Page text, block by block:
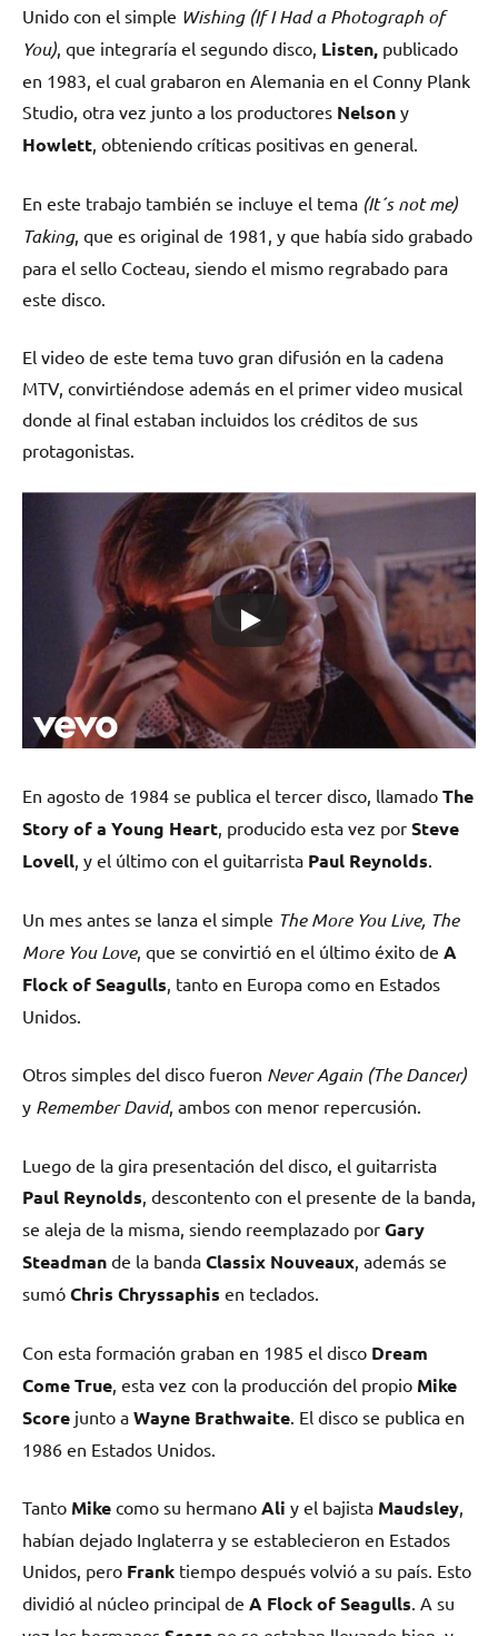
Unido con el simple Wishing (If I Had a Photograph of
You), que integraría el segundo disco, Listen, publicado
en 1983, el cual grabaron en Alemania en el Conny Plank
Studio, otra vez junto a los productores Nelson y
Howlett, obteniendo críticas positivas en general.
En este trabajo también se incluye el tema (It´s not me)
Taking, que es original de 1981, y que había sido grabado
para el sello Cocteau, siendo el mismo regrabado para
este disco.
El video de este tema tuvo gran difusión en la cadena
MTV, convirtiéndose además en el primer video musical
donde al final estaban incluidos los créditos de sus
protagonistas.
En agosto de 1984 se publica el tercer disco, llamado The
Story of a Young Heart , producido esta vez por Steve
Lovell , y el último con el guitarrista Paul Reynolds
Un mes antes se lanza el simple The More You Live, The
More You Love, que se convirtió en el último éxito de A
Flock of Seagulls , tanto en Europa como en Estados
Unidos.
Otros simples del disco fueron Never Again (The Dancer)
y Remember David, ambos con menor repercusión.
Luego de la gira presentación del disco, el guitarrista
Paul Reynolds , descontento con el presente de la banda,
se aleja de la misma, siendo reemplazado por Gary
Steadman de la banda Classix Nouveaux , además se
sumó Chris Chryssaphis en teclados.
Con esta formación graban en 1985 el disco Dream
Come True , esta vez con la producción del propio Mike
Score junto a Wayne Brathwaite . El disco se publica en
1986 en Estados Unidos.
Tanto Mike como su hermano Ali y el bajista Maudsley
habían dejado Inglaterra y se establecieron en Estados
Unidos, pero Frank tiempo después volvió a su país. Esto
dividió al núcleo principal de A Flock of Seagulls . A su